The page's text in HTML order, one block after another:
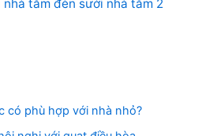
nhà tắm đèn sưởi nhà tắm 2
có phù hợp với nhà nhỏ?